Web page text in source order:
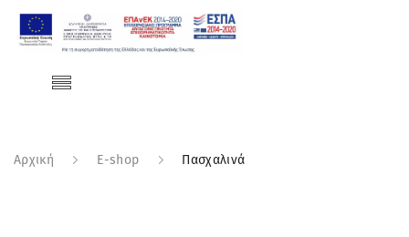
Αρχική E-shop Πασχαλινά